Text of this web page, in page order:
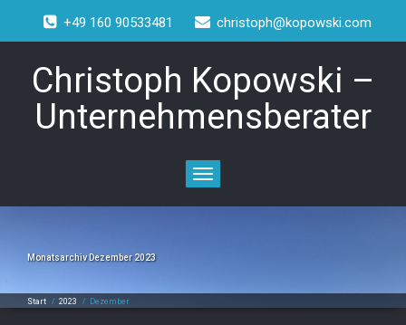
+49 160 90533481 christoph@kopowski.com
Christoph Kopowski –
Unternehmensberater
Toggle
navigation
Monatsarchiv Dezember 2023
Start / 2023 / Dezember